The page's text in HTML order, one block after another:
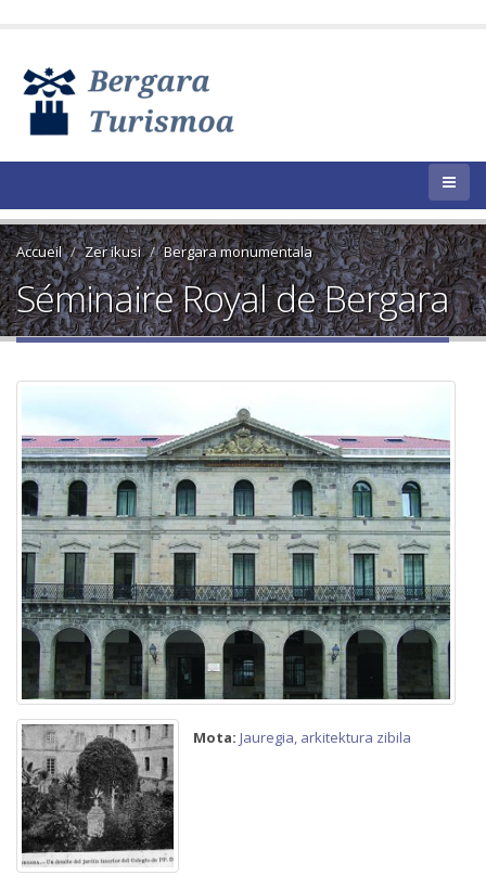
Accueil Zer ikusi Bergara monumentala
Séminaire Royal de Bergara
Mota: Jauregia, arkitektura zibila